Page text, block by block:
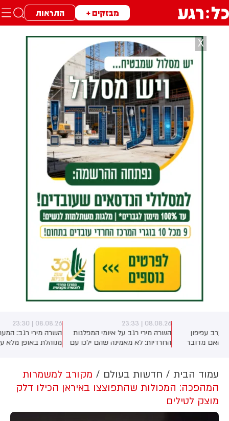
מבזקים + התראות
X
השרה מירי רגב על איומי המפלגות
החרדיות: לא מאמינה שהם ילכו עם
שהם צריכים להתגייס". על יאיר גולן
אמרה השרה: "הוא עומד בראש
מפלגה תומכת טרור". לסיום פנתה
לגלעד ארדן: "אל תבזבז קולות של
הימין"
השרה מירי רגב: המערכה באיראן
מנוהלת באופן מלא על-ידי נשיא
איראן תתקוף את ישראל - אנחנו
לא מחוייבים לשום הסכם
עמוד הבית חדשות בעולם
מקורב למשמרות
המהפכה: המכולות שהתפוצצו באיראן הכילו דלק
מוצק לטילים